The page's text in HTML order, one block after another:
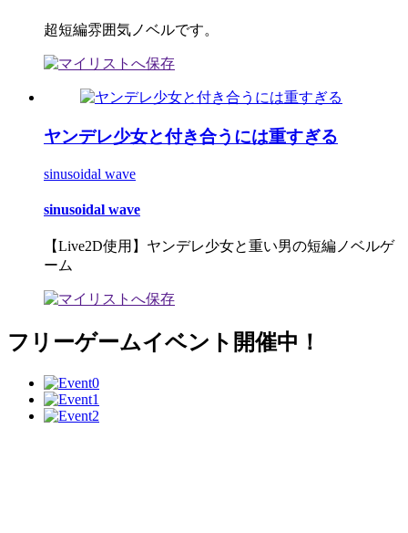
超短編雰囲気ノベルです。
ヤンデレ少女と付き合うには重すぎる
sinusoidal wave
sinusoidal wave
【Live2D使用】ヤンデレ少女と重い男の短編ノベルゲ
ーム
フリーゲームイベント開催中！